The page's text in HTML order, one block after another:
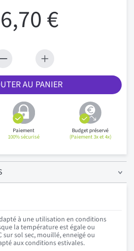
€
AU PANIER
Paiement
100% sécurisé
Budget préservé
(Paiement 3x et 4x)
à une utilisation en conditions
la température est égale ou
sur sol sec, mouillé, enneigé ou
aux conditions estivales.